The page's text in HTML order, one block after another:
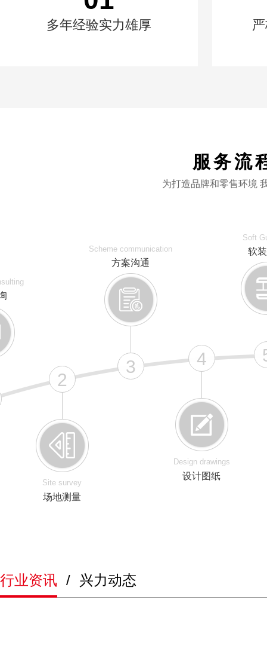
多年经验实力雄厚
服务流
为打造品牌和零售环境
Scheme communication
方案沟通
3
Soft
软
2
Site survey
场地测量
4
Design drawings
设计图纸
行业资讯 / 兴力动态